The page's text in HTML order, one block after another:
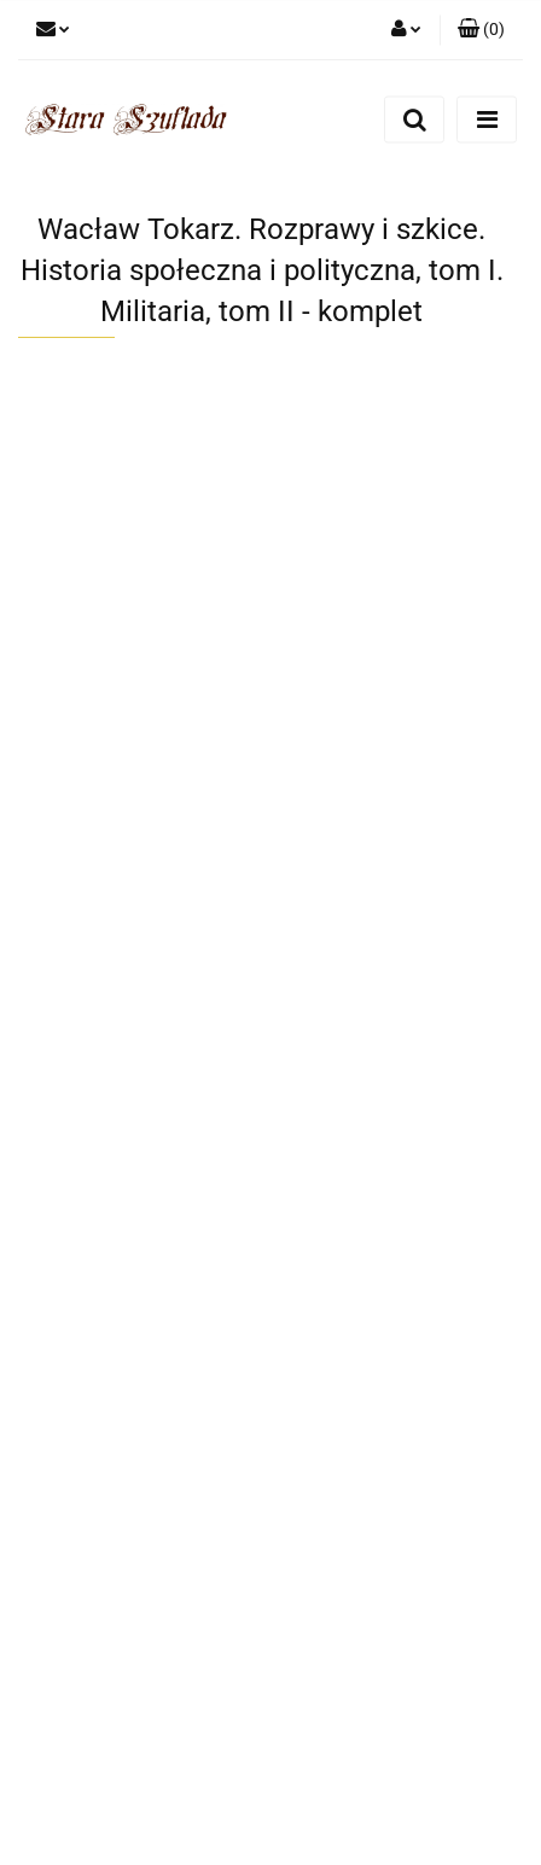
Zarejestruj się
(0)
Wacław Tokarz. Rozprawy i szkice.
Historia społeczna i polityczna, tom I.
Militaria, tom II - komplet